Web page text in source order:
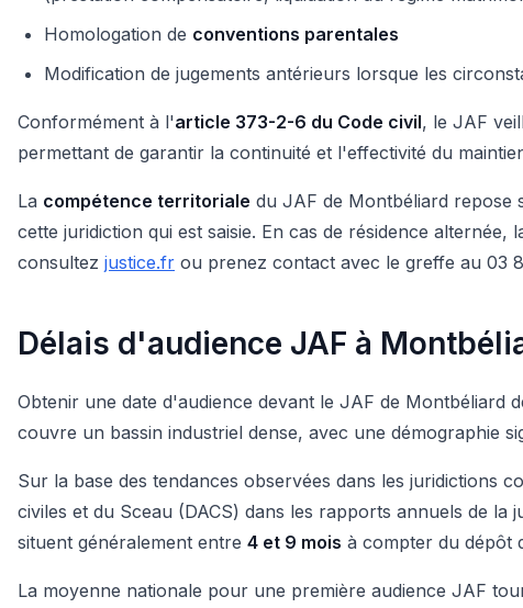
Homologation de conventions parentales
Modification de jugements antérieurs lorsque les
Conformément à l'article 373-2-6 du Code civil, le JAF
permettant de garantir la continuité et l'effectivité du
La compétence territoriale du JAF de Montbéliard repose
cette juridiction qui est saisie. En cas de résidence
consultez justice.fr ou prenez contact avec le greffe au 03
Délais d'audience JAF à
Obtenir une date d'audience devant le JAF de Montbéliard
couvre un bassin industriel dense, avec une démographie
Sur la base des tendances observées dans les juridictions
civiles et du Sceau (DACS) dans les rapports annuels de la
situent généralement entre 4 et 9 mois à compter du dépôt
La moyenne nationale pour une première audience JAF